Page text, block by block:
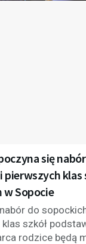
się nabór
klas
Sopocie
do
szkół
rodzice będą